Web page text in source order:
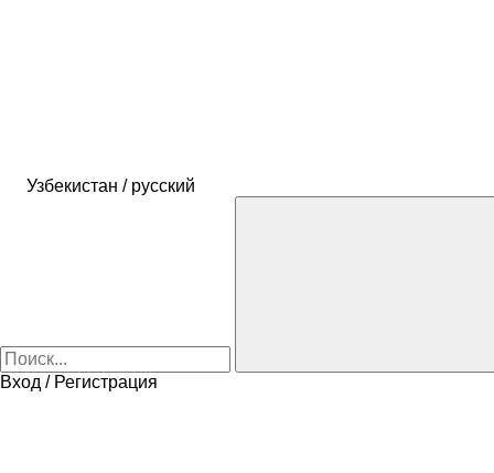
Узбекистан / русский
Вход / Регистрация